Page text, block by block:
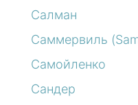
Салман
Саммервиль
Самойленко
Сандер